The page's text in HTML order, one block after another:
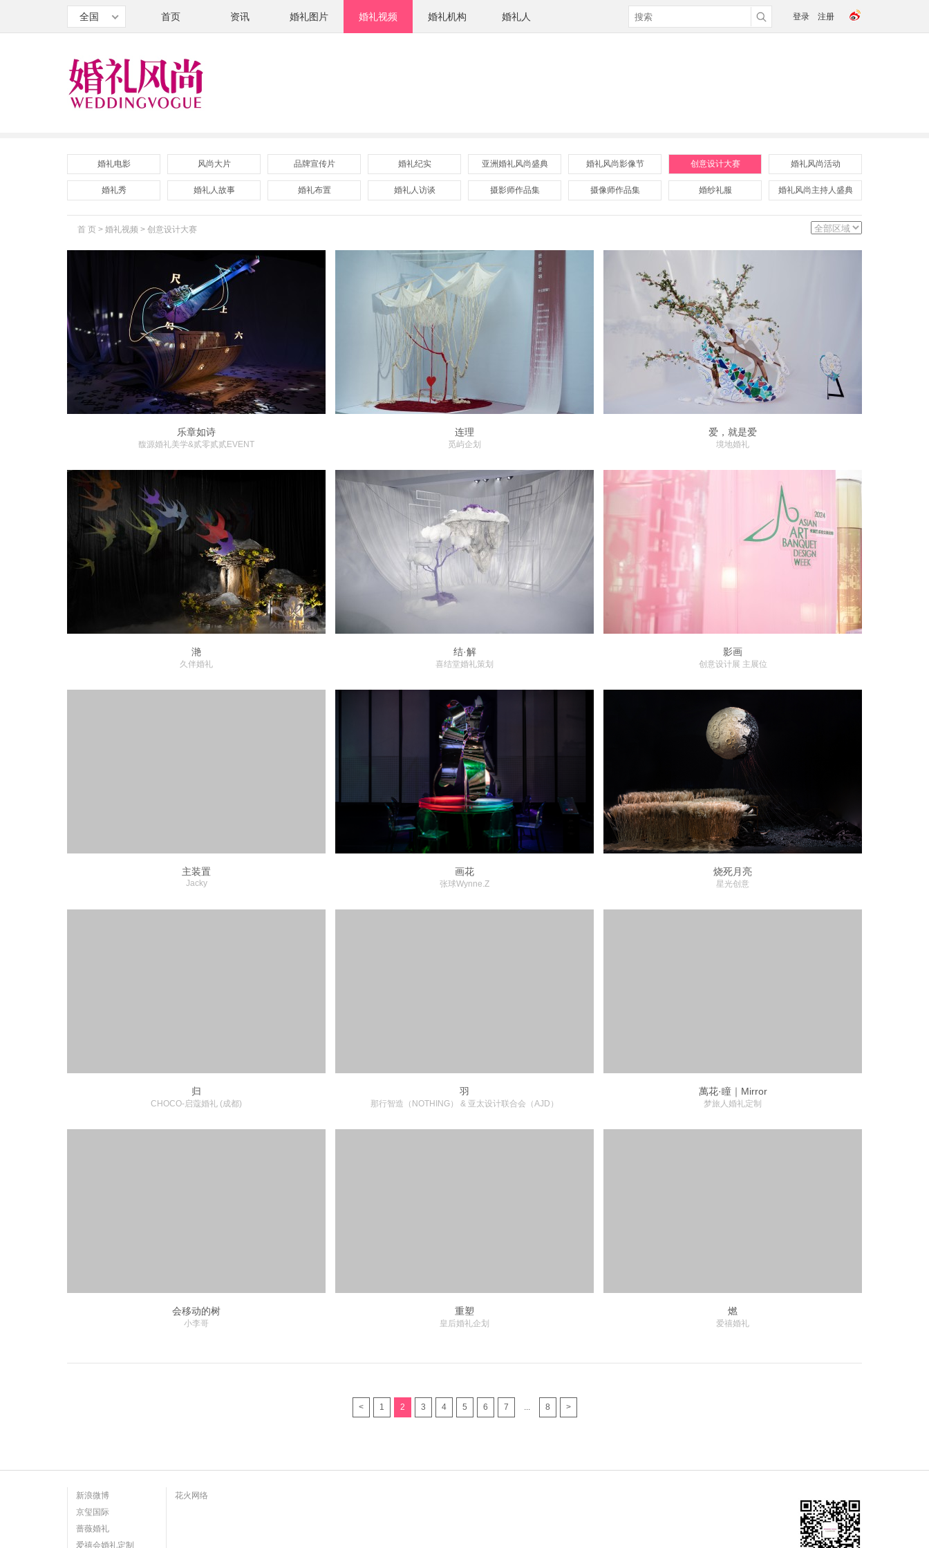
全国 首页 资讯 婚礼图片 婚礼视频 婚礼机构 婚礼人 登录 注册
婚礼电影 风尚大片 品牌宣传片 婚礼纪实 亚洲婚礼风尚盛典 婚礼风尚影像节 创意设计大赛 婚礼风尚活动
婚礼秀 婚礼人故事 婚礼布置 婚礼人访谈 摄影师作品集 摄像师作品集 婚纱礼服 婚礼风尚主持人盛典
首 页 > 婚礼视频 > 创意设计大赛
乐章如诗
馥源婚礼美学&贰零贰贰EVENT
连理
觅屿企划
爱，就是爱
境地婚礼
滟
久伴婚礼
结·解
喜结堂婚礼策划
影画
创意设计展 主展位
主装置
Jacky
画花
张球Wynne.Z
烧死月亮
星光创意
归
CHOCO-启蔻婚礼 (成都)
羽
那行智造（NOTHING） & 亚太设计联合会（AJD）
萬花·瞳｜Mirror
梦旅人婚礼定制
会移动的树
小李哥
重塑
皇后婚礼企划
燃
爱禧婚礼
< 1 2 3 4 5 6 7 ... 8 >
新浪微博
京玺国际
蔷薇婚礼
爱禧会婚礼定制
花火网络